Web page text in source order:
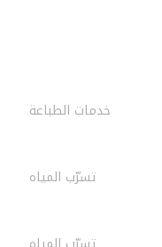
خدمات الطباعة
تسرّب المياه